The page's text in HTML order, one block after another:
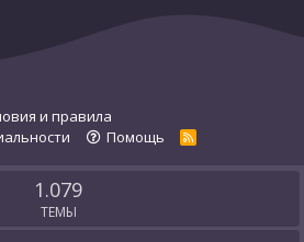
и правила
Помощь
R
1.079
ТЕМЫ